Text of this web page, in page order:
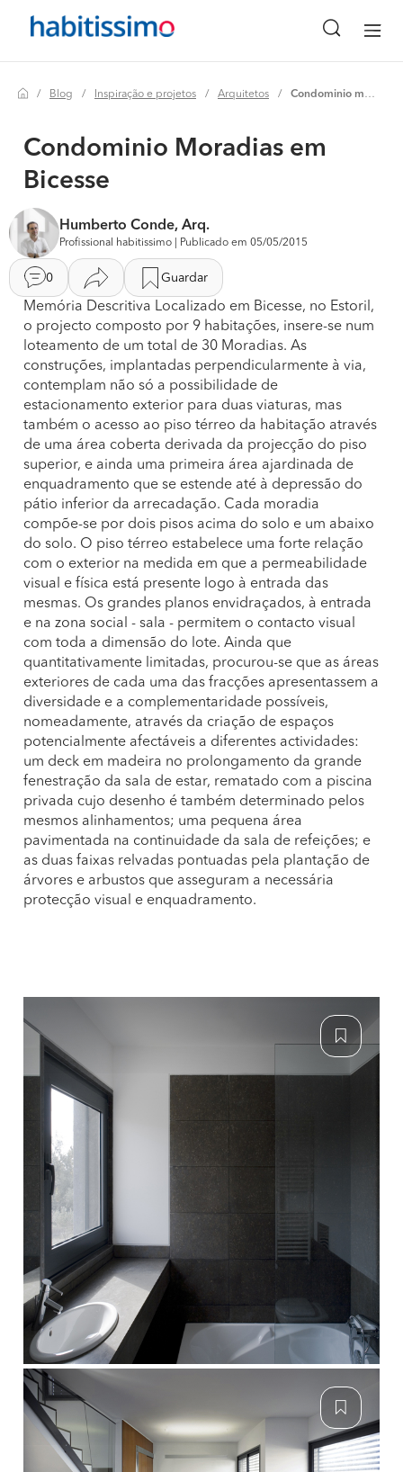
Blog Inspiração e projetos Arquitetos Condominio moradias em bicesse
Condominio Moradias em
Bicesse
Humberto Conde, Arq.
Profissional habitissimo | Publicado em 05/05/2015
0 Guardar
Memória Descritiva Localizado em Bicesse, no Estoril,
o projecto composto por 9 habitações, insere-se num
loteamento de um total de 30 Moradias. As
construções, implantadas perpendicularmente à via,
contemplam não só a possibilidade de
estacionamento exterior para duas viaturas, mas
também o acesso ao piso térreo da habitação através
de uma área coberta derivada da projecção do piso
superior, e ainda uma primeira área ajardinada de
enquadramento que se estende até à depressão do
pátio inferior da arrecadação. Cada moradia
compõe-se por dois pisos acima do solo e um abaixo
do solo. O piso térreo estabelece uma forte relação
com o exterior na medida em que a permeabilidade
visual e física está presente logo à entrada das
mesmas. Os grandes planos envidraçados, à entrada
e na zona social - sala - permitem o contacto visual
com toda a dimensão do lote. Ainda que
quantitativamente limitadas, procurou-se que as áreas
exteriores de cada uma das fracções apresentassem a
diversidade e a complementaridade possíveis,
nomeadamente, através da criação de espaços
potencialmente afectáveis a diferentes actividades:
um deck em madeira no prolongamento da grande
fenestração da sala de estar, rematado com a piscina
privada cujo desenho é também determinado pelos
mesmos alinhamentos; uma pequena área
pavimentada na continuidade da sala de refeições; e
as duas faixas relvadas pontuadas pela plantação de
árvores e arbustos que asseguram a necessária
protecção visual e enquadramento.